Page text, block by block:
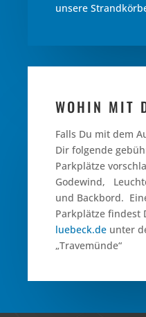
unsere
WOHIN MIT
Falls Du mit dem
Dir folgende
Parkplätze
Godewind,
und Backbord.
Parkplätze findest
luebeck.de unter
„Travemünde“